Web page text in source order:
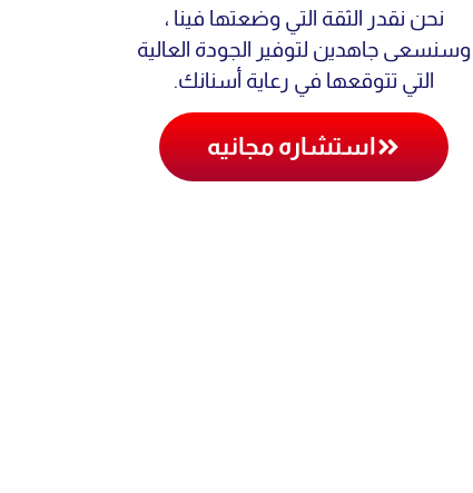
نحن نقدر الثقة التي وضعتها فينا ،
وسنسعى جاهدين لتوفير الجودة العالية
التي تتوقعها في رعاية أسنانك.
استشاره مجانيه